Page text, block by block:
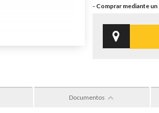
Documentos